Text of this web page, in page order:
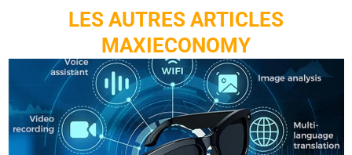
LES AUTRES ARTICLES
MAXIECONOMY